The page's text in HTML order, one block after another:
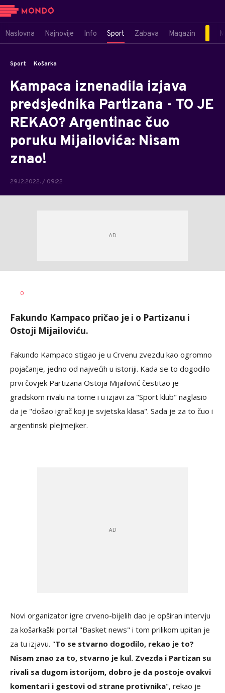
Naslovna Najnovije Info Sport Zabava Magazin
Sport Košarka
Kampaca iznenadila izjava
predsjednika Partizana - TO JE
REKAO? Argentinac čuo
poruku Mijailovića: Nisam
znao!
29.12.2022. / 09:22
AUTOR
0
Fakundo Kampaco pričao je i o Partizanu i
Ostoji Mijailoviću.
Fakundo Kampaco stigao je u Crvenu zvezdu kao ogromno
pojačanje, jedno od najvećih u istoriji. Kada se to dogodilo
prvi čovjek Partizana Ostoja Mijailović čestitao je
gradskom rivalu na tome i u izjavi za "Sport klub" naglasio
da je "došao igrač koji je svjetska klasa". Sada je za to čuo i
argentinski plejmejker.
Novi organizator igre crveno-bijelih dao je opširan intervju
za košarkaški portal "Basket news" i tom prilikom upitan je
za tu izjavu. "To se stvarno dogodilo, rekao je to?
Nisam znao za to, stvarno je kul. Zvezda i Partizan su
rivali sa dugom istorijom, dobro je da postoje ovakvi
komentari i gestovi od strane protivnika", rekao je